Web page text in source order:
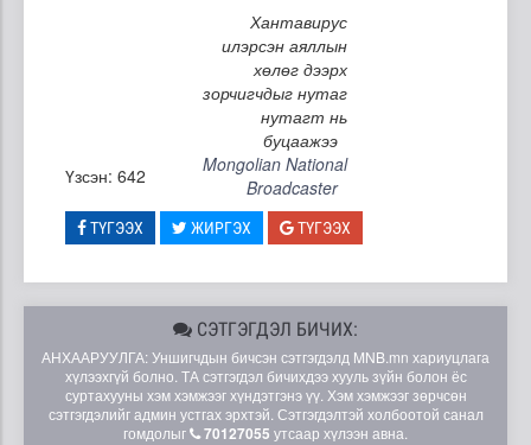
Хантавирус
илэрсэн аяллын
хөлөг дээрх
зорчигчдыг нутаг
нутагт нь
буцаажээ
Үзсэн: 642
Mongolian National
Broadcaster
ТҮГЭЭХ ЖИРГЭХ ТҮГЭЭХ
СЭТГЭГДЭЛ БИЧИХ:
АНХААРУУЛГА: Уншигчдын бичсэн сэтгэгдэлд MNB.mn хариуцлага
хүлээхгүй болно. ТА сэтгэгдэл бичихдээ хууль зүйн болон ёс
суртахууны хэм хэмжээг хүндэтгэнэ үү. Хэм хэмжээг зөрчсөн
сэтгэгдэлийг админ устгах эрхтэй. Сэтгэгдэлтэй холбоотой санал
гомдолыг
70127055 утсаар хүлээн авна.